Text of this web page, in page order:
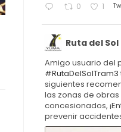
0 1
Ruta del
Amigo usuario del
#RutaDelSolTram3
siguientes
las zonas de
concesionados,
prevenir